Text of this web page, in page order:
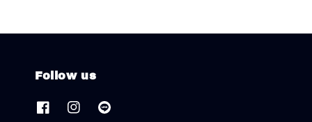
Follow us